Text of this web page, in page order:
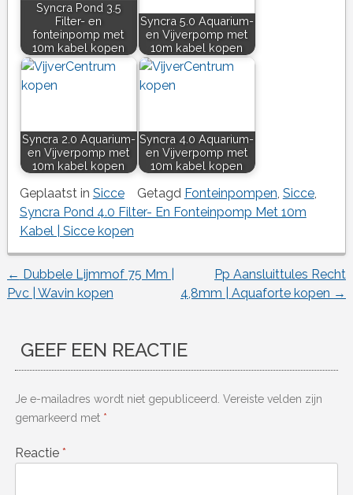
Syncra Pond 3.5
Filter- en
fonteinpomp met
10m kabel kopen
Syncra 5.0 Aquarium-
en Vijverpomp met
10m kabel kopen
Syncra 2.0 Aquarium-
en Vijverpomp met
10m kabel kopen
Syncra 4.0 Aquarium-
en Vijverpomp met
10m kabel kopen
Geplaatst in Sicce Getagd Fonteinpompen Sicce,
Syncra Pond 4.0 Filter- En Fonteinpomp Met 10m
Kabel | Sicce kopen
Berichtnavigatie
← Dubbele Lijmmof 75 Mm |
Pvc | Wavin kopen
Pp Aansluittules Recht
4,8mm | Aquaforte kopen →
GEEF EEN REACTIE
Je e-mailadres wordt niet gepubliceerd. Vereiste velden zijn
gemarkeerd met *
Reactie *